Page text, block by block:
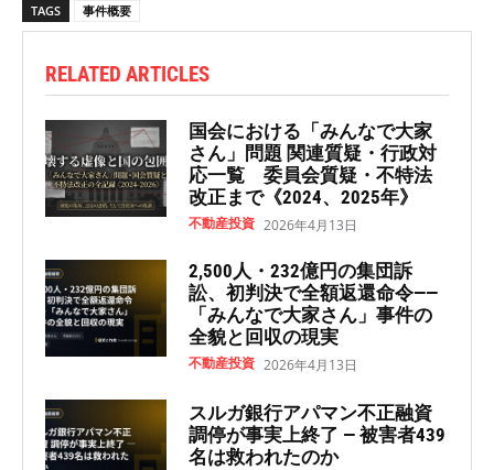
TAGS 事件概要
RELATED ARTICLES
国会における「みんなで大家
さん」問題 関連質疑・行政対
応一覧 委員会質疑・不特法
改正まで《2024、2025年》
不動産投資 2026年4月13日
2,500人・232億円の集団訴
訟、初判決で全額返還命令——
「みんなで大家さん」事件の
全貌と回収の現実
不動産投資 2026年4月13日
スルガ銀行アパマン不正融資
調停が事実上終了 — 被害者439
名は救われたのか